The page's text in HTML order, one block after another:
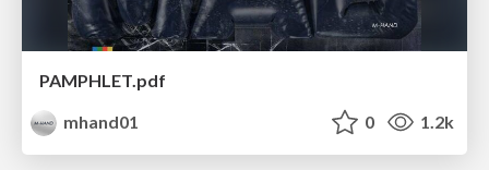
PAMPHLET.pdf
mhand01
0 1.2k